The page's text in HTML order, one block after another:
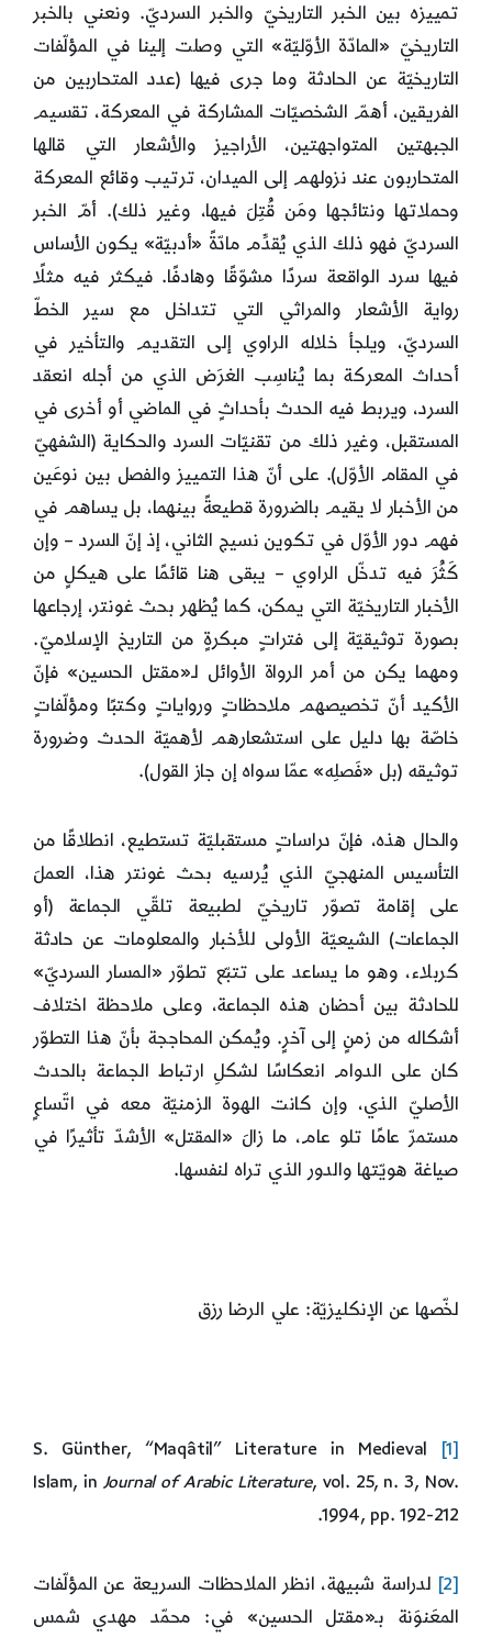
تمييزه بين الخبر التاريخيّ والخبر السرديّ. ونعني بالخبر
التاريخيّ «المادّة الأوّليّة» التي وصلت إلينا في المؤلّفات
التاريخيّة عن الحادثة وما جرى فيها (عدد المتحاربين من
الفريقين، أهمّ الشخصيّات المشاركة في المعركة، تقسيم
الجبهتين المتواجهتين، الأراجيز والأشعار التي قالها
المتحاربون عند نزولهم إلى الميدان، ترتيب وقائع المعركة
وحملاتها ونتائجها ومَن قُتِلَ فيها، وغير ذلك). أمّ الخبر
السرديّ فهو ذلك الذي يُقدِّم مادّةً «أدبيّة» يكون الأساس
فيها سرد الواقعة سردًا مشوّقًا وهادفًا. فيكثر فيه مثلًا
رواية الأشعار والمراثي التي تتداخل مع سير الخطّ
السرديّ، ويلجأ خلاله الراوي إلى التقديم والتأخير في
أحداث المعركة بما يُناسِب الغرَض الذي من أجله انعقد
السرد، ويربط فيه الحدث بأحداثٍ في الماضي أو أخرى في
المستقبل، وغير ذلك من تقنيّات السرد والحكاية (الشفهيّ
في المقام الأوّل). على أنّ هذا التمييز والفصل بين نوعَين
من الأخبار لا يقيم بالضرورة قطيعةً بينهما، بل يساهم في
فهم دور الأوّل في تكوين نسيج الثاني، إذ إنّ السرد – وإن
كَثُرَ فيه تدخّل الراوي – يبقى هنا قائمًا على هيكلٍ من
الأخبار التاريخيّة التي يمكن، كما يُظهر بحث غونتر، إرجاعها
بصورة توثيقيّة إلى فتراتٍ مبكرةٍ من التاريخ الإسلاميّ.
ومهما يكن من أمر الرواة الأوائل لـ«مقتل الحسين» فإنّ
الأكيد أنّ تخصيصهم ملاحظاتٍ ورواياتٍ وكتبًا ومؤلّفاتٍ
خاصّة بها دليل على استشعارهم لأهميّة الحدث وضرورة
توثيقه (بل «فَصلِه» عمّا سواه إن جاز القول).
والحال هذه، فإنّ دراساتٍ مستقبليّة تستطيع، انطلاقًا من
التأسيس المنهجيّ الذي يُرسيه بحث غونتر هذا، العملَ
على إقامة تصوّر تاريخيّ لطبيعة تلقّي الجماعة (أو
الجماعات) الشيعيّة الأولى للأخبار والمعلومات عن حادثة
كربلاء، وهو ما يساعد على تتبّع تطوّر «المسار السرديّ»
للحادثة بين أحضان هذه الجماعة، وعلى ملاحظة اختلاف
أشكاله من زمنٍ إلى آخرٍ. ويُمكن المحاججة بأنّ هذا التطوّر
كان على الدوام انعكاسًا لشكلِ ارتباط الجماعة بالحدث
الأصليّ الذي، وإن كانت الهوة الزمنيّة معه في اتّساعٍ
مستمرّ عامًا تلو عام، ما زالَ «المقتل» الأشدّ تأثيرًا في
صياغة هويّتها والدور الذي تراه لنفسها.
لخّصها عن الإنكليزيّة: علي الرضا رزق
[1]
S. Günther, “Maqâtil” Literature in Medieval
Islam, in Journal of Arabic Literature, vol. 25, n. 3, Nov.
1994, pp. 192-212.
[2]
لدراسة شبيهة، انظر الملاحظات السريعة عن المؤلّفات
المعَنوَنة بـ«مقتل الحسين» في: محمّد مهدي شمس